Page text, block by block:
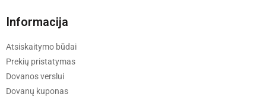
Informacija
Atsiskaitymo būdai
Prekių pristatymas
Dovanos verslui
Dovanų kuponas